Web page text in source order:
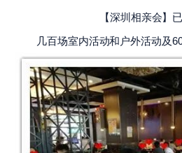
【深圳相亲会】
几百场室内活动和户外活动及